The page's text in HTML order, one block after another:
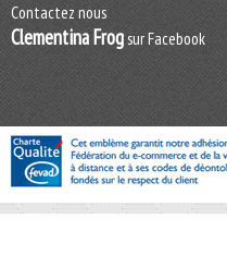
Contactez nous
Clementina Frogsur Facebook